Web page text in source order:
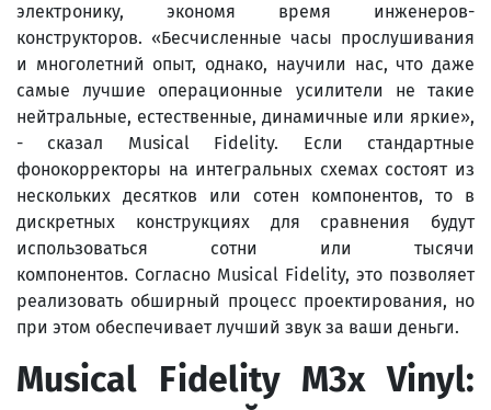
электронику, экономя время инженеров-
конструкторов. «Бесчисленные часы прослушивания
и многолетний опыт, однако, научили нас, что даже
самые лучшие операционные усилители не такие
нейтральные, естественные, динамичные или яркие»,
- сказал Musical Fidelity. Если стандартные
фонокорректоры на интегральных схемах состоят из
нескольких десятков или сотен компонентов, то в
дискретных конструкциях для сравнения будут
использоваться сотни или тысячи
компонентов. Согласно Musical Fidelity, это позволяет
реализовать обширный процесс проектирования, но
при этом обеспечивает лучший звук за ваши деньги.
Musical Fidelity M3x Vinyl: